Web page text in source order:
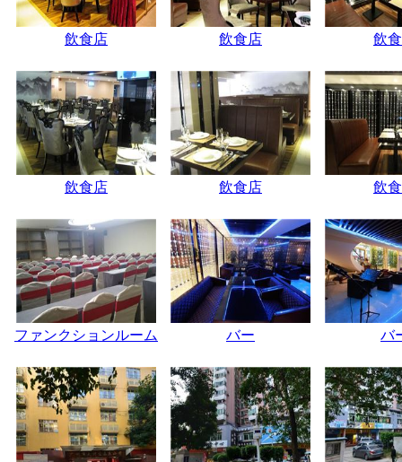
飲食店 飲食店 飲
飲食店 飲食店 飲
ファンクションルーム バー バ